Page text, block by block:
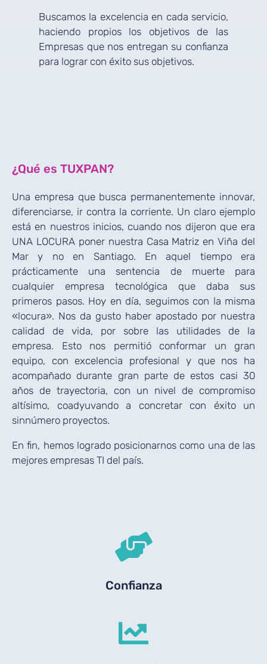
Buscamos la excelencia en cada servicio,
haciendo propios los objetivos de las
Empresas que nos entregan su confianza
para lograr con éxito sus objetivos.
¿Qué es TUXPAN?
Una empresa que busca permanentemente innovar,
diferenciarse, ir contra la corriente. Un claro ejemplo
está en nuestros inicios, cuando nos dijeron que era
UNA LOCURA poner nuestra Casa Matriz en Viña del
Mar y no en Santiago. En aquel tiempo era
prácticamente una sentencia de muerte para
cualquier empresa tecnológica que daba sus
primeros pasos. Hoy en día, seguimos con la misma
«locura». Nos da gusto haber apostado por nuestra
calidad de vida, por sobre las utilidades de la
empresa. Esto nos permitió conformar un gran
equipo, con excelencia profesional y que nos ha
acompañado durante gran parte de estos casi 30
años de trayectoria, con un nivel de compromiso
altísimo, coadyuvando a concretar con éxito un
sinnúmero proyectos.
En fin, hemos logrado posicionarnos como una de las
mejores empresas TI del país.
Confianza